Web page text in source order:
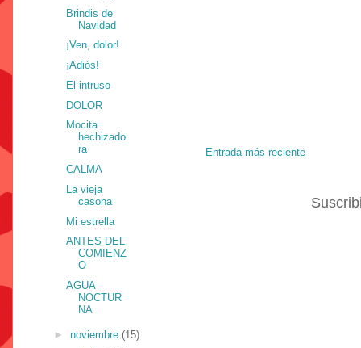
Entrada más reciente
Brindis de
Navidad
¡Ven, dolor!
¡Adiós!
El intruso
DOLOR
Mocita
hechizado
ra
CALMA
La vieja
casona
Mi estrella
ANTES DEL
COMIENZ
O
AGUA
NOCTUR
NA
► noviembre (15)